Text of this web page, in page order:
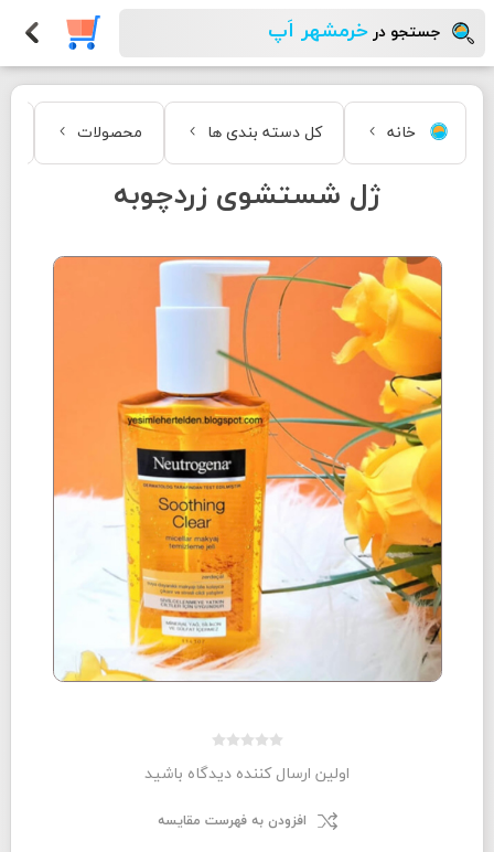
جستجو در خرمشهر اَپ
خانه کل دسته بندی ها محصولات
ژل شستشوی زردچوبه
اولین ارسال کننده دیدگاه باشید
افزودن به فهرست مقایسه